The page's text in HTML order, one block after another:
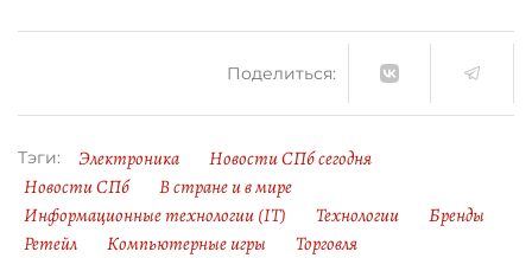
Поделиться:
Тэги: Электроника
Новости СПб сегодня
Новости СПб
В стране и в мире
Информационные технологии (IT)
Технологии
Бренды
Ретейл
Компьютерные игры Торговля